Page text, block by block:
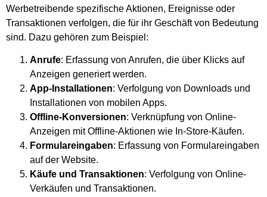
Werbetreibende spezifische Aktionen, Ereignisse oder
Transaktionen verfolgen, die für ihr Geschäft von Bedeutung
sind. Dazu gehören zum Beispiel:
Anrufe: Erfassung von Anrufen, die über Klicks auf
Anzeigen generiert werden.
App-Installationen: Verfolgung von Downloads und
Installationen von mobilen Apps.
Offline-Konversionen: Verknüpfung von Online-
Anzeigen mit Offline-Aktionen wie In-Store-Käufen.
Formulareingaben: Erfassung von Formulareingaben
auf der Website.
Käufe und Transaktionen: Verfolgung von Online-
Verkäufen und Transaktionen.